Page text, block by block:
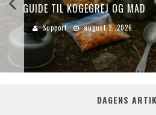
GUIDE TIL KOGEGREJ OG MAD
Support august 2, 2026
DAGENS